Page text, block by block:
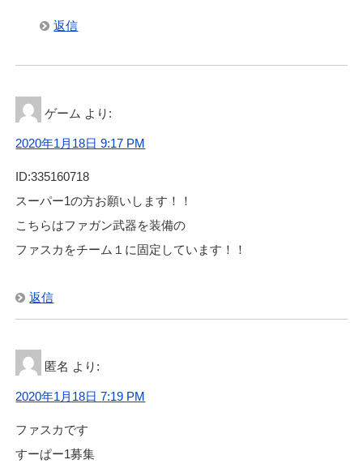
返信
ゲーム より:
2020年1月18日 9:17 PM
ID:335160718
スーパー1の方お願いします！！
こちらはファガン武器を装備の
ファスカをチーム１に固定しています！！
返信
匿名 より:
2020年1月18日 7:19 PM
ファスカです
すーぱー1募集